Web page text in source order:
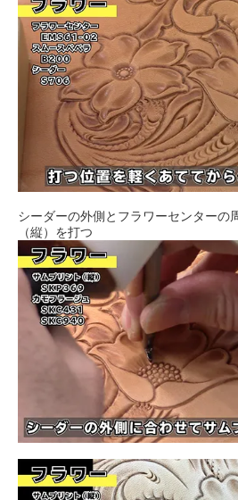
シーダーの外側とフラワーセンターの
（縦）を打つ